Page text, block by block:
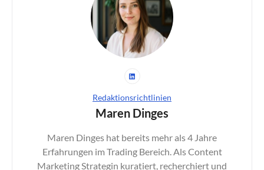
Redaktionsrichtlinien
Maren Dinges
Maren Dinges hat bereits mehr als 4 Jahre
Erfahrungen im Trading Bereich. Als Content
Marketing Strategin kuratiert, recherchiert und